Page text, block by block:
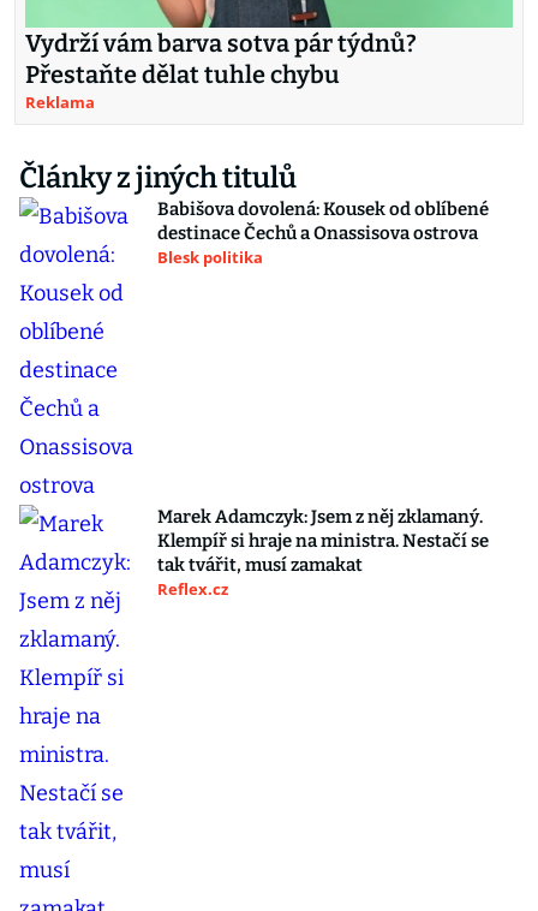
Vydrží vám barva sotva pár týdnů?
Přestaňte dělat tuhle chybu
Reklama
Články z jiných titulů
Babišova dovolená: Kousek od oblíbené
destinace Čechů a Onassisova ostrova
Blesk politika
Marek Adamczyk: Jsem z něj zklamaný.
Klempíř si hraje na ministra. Nestačí se
tak tvářit, musí zamakat
Reflex.cz